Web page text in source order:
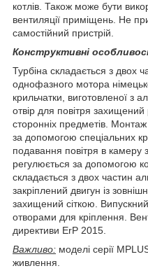
котлів. Також може бути
вентиляції приміщень. Не
самостійний пристрій.
Конструктивні
Турбіна складається з двох
однофазного мотора
крильчатки, виготовленої з
отвір для повітря
сторонніх предметів. Монтаж
за допомогою спеціальних
подавання повітря в камеру
регулюється за допомогою
складається з двох частин
закріплений двигун із
захищений сіткою.
отворами для кріплення.
директиви ErP 2015.
Важливо: моделі серії
живлення.